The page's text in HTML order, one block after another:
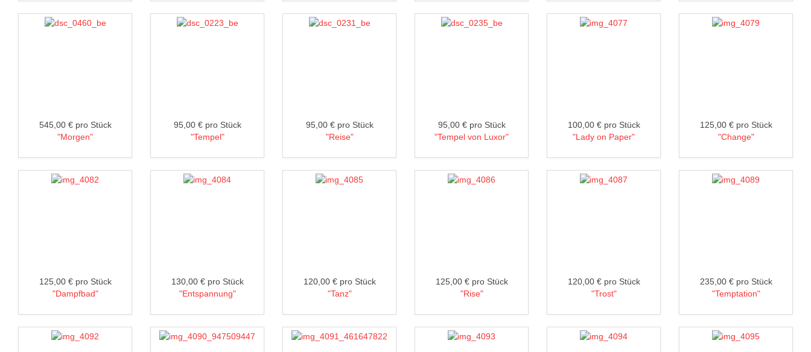
545,00 € pro Stück
"Morgen"
95,00 € pro Stück
"Tempel"
95,00 € pro Stück
"Reise"
95,00 € pro Stück
"Tempel von Luxor"
100,00 € pro Stück
"Lady on Paper"
125,00 € pro Stück
"Change"
125,00 € pro Stück
"Dampfbad"
130,00 € pro Stück
"Entspannung"
120,00 € pro Stück
"Tanz"
125,00 € pro Stück
"Rise"
120,00 € pro Stück
"Trost"
235,00 € pro Stück
"Temptation"